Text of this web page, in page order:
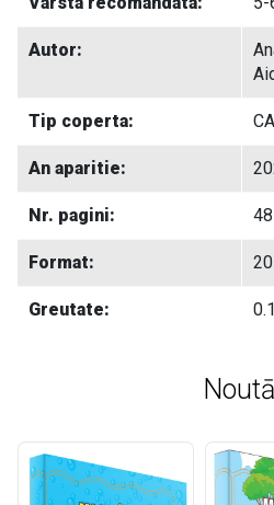
Autor:
Tip coperta:
An aparitie:
Nr. pagini: 48
Format:
Greutate: